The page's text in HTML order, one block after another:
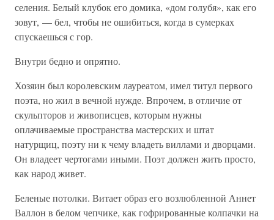
селения. Белый клубок его домика, «дом голубя», как его
зовут, — бел, чтобы не ошибиться, когда в сумерках
спускаешься с гор.
Внутри бедно и опрятно.
Хозяин был королевским лауреатом, имел титул первого
поэта, но жил в вечной нужде. Впрочем, в отличие от
скульпторов и живописцев, которым нужны
оплачиваемые пространства мастерских и штат
натурщиц, поэту ни к чему владеть виллами и дворцами.
Он владеет чертогами иными. Поэт должен жить просто,
как народ живет.
Беленые потолки. Витает образ его возлюбленной Аннет
Валлон в белом чепчике, как гофрированные колпачки на